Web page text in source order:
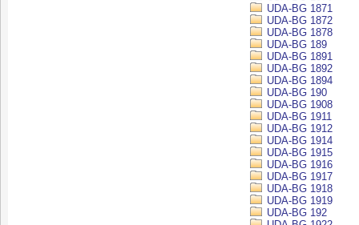
UDA-BG 1871
UDA-BG 1872
UDA-BG 1878
UDA-BG 189
UDA-BG 1891
UDA-BG 1892
UDA-BG 1894
UDA-BG 190
UDA-BG 1908
UDA-BG 1911
UDA-BG 1912
UDA-BG 1914
UDA-BG 1915
UDA-BG 1916
UDA-BG 1917
UDA-BG 1918
UDA-BG 1919
UDA-BG 192